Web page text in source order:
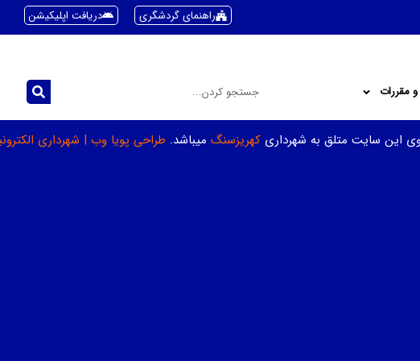
راهنمای گردشگری دریافت اپلیکیشن
و مقررات
این سایت متلق به شهرداریکهریزسنگ میباشد. طراحی پویا وب | شهرداری